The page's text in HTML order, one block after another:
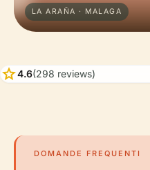
LA ARAÑA · MALAGA
star4.6(298 reviews)
DOMANDE FREQUENTI